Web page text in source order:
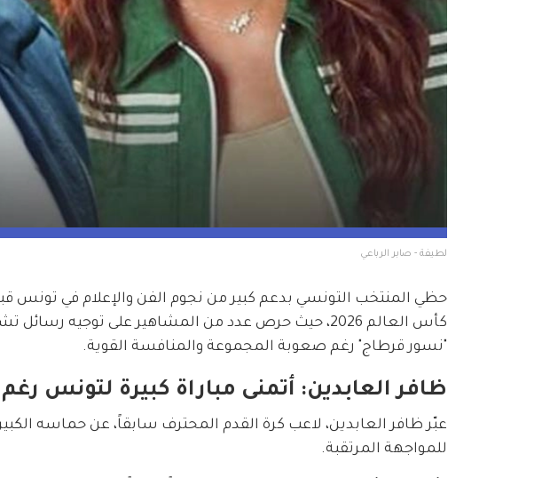
لطيفة - صابر الرباعي
حظي المنتخب التونسي بدعم كبير من نجوم الفن والإعلام في تونس
"نسور قرطاج" رغم صعوبة المجموعة والمنافسة القوية.
ظافر العابدين: أتمنى مباراة كبيرة لتونس
عبّر ظافر العابدين، لاعب كرة القدم المحترف سابقاً، عن حماسه
للمواجهة المرتقبة.